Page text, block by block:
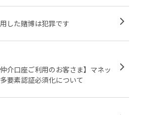
した賭博は犯罪です
介口座ご利用のお客さま】マネッ
要素認証必須化について